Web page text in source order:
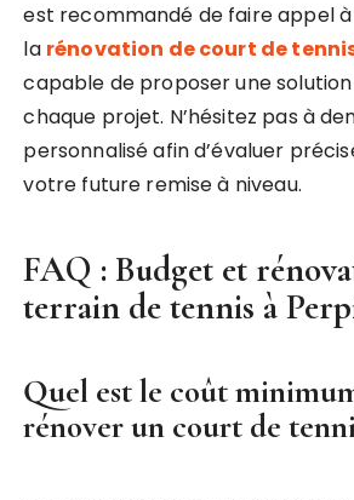
est recommandé de faire appel
la rénovation de court de
capable de proposer une
chaque projet. N’hésitez pas à
personnalisé afin d’évaluer
votre future remise à niveau.
FAQ : Budget et
terrain de tennis à
Quel est le coût
rénover un court de